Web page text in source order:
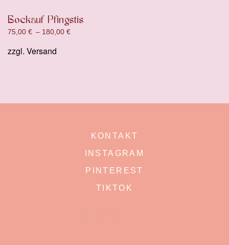
Bockauf Pfingstis
75,00 € – 180,00 €
zzgl. Versand
KONTAKT
INSTAGRAM
PINTEREST
TIKTOK